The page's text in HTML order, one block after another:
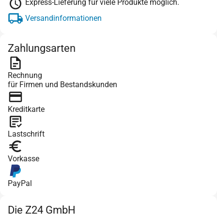
Express-Lieferung für viele Produkte möglich.
Versandinformationen
Zahlungsarten
Rechnung
für Firmen und Bestandskunden
Kreditkarte
Lastschrift
Vorkasse
PayPal
Die Z24 GmbH